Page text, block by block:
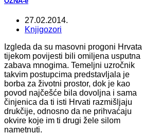
27.02.2014.
Knjigozori
Izgleda da su masovni progoni Hrvata
tijekom povijesti bili omiljena usputna
zabava mnogima. Temeljni uzročnik
takvim postupcima predstavljala je
borba za životni prostor, dok je kao
povod najčešće bila dovoljna i sama
činjenica da ti isti Hrvati razmišljaju
drukčije, odnosno da ne prihvaćaju
okvire koje im ti drugi žele silom
nametnuti.